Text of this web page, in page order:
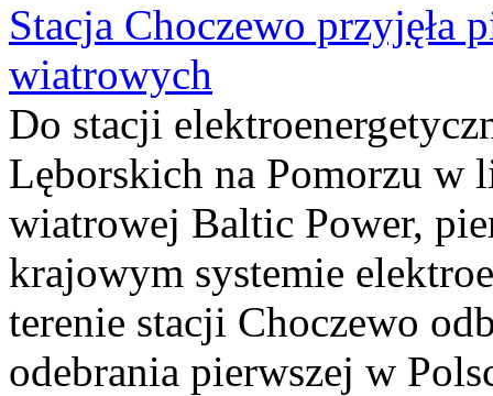
Stacja Choczewo przyjęła
wiatrowych
Do stacji
Lęborskich na Pomorzu w
wiatrowej Baltic Power,
krajowym systemie
terenie stacji Choczewo
odebrania pierwszej w